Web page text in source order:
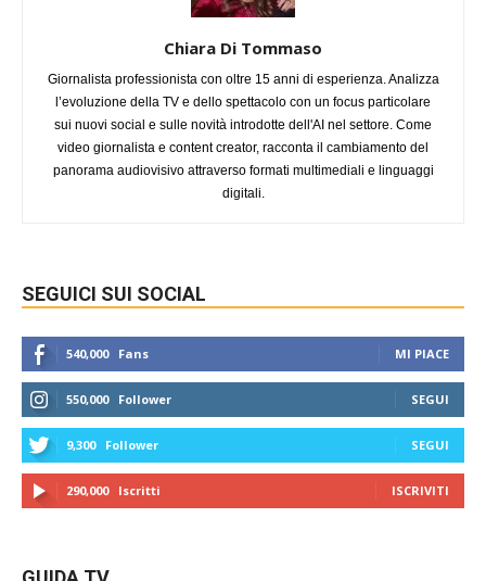
Chiara Di Tommaso
Giornalista professionista con oltre 15 anni di esperienza. Analizza
l’evoluzione della TV e dello spettacolo con un focus particolare
sui nuovi social e sulle novità introdotte dell'AI nel settore. Come
video giornalista e content creator, racconta il cambiamento del
panorama audiovisivo attraverso formati multimediali e linguaggi
digitali.
SEGUICI SUI SOCIAL
540,000 Fans MI PIACE
550,000 Follower SEGUI
9,300 Follower SEGUI
290,000 Iscritti ISCRIVITI